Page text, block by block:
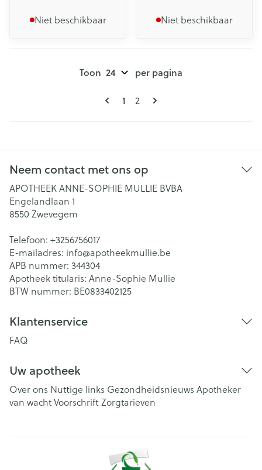
Niet beschikbaar Niet beschikbaar
Pagina's
U lees momenteel pagina
1 Pagina
2
Toon per pagina
Neem contact met ons op
APOTHEEK ANNE-SOPHIE MULLIE BVBA
Engelandlaan 1
8550 Zwevegem
Telefoon: +3256756017
E-mailadres: info@apotheekmullie.be
APB nummer: 344304
Apotheek titularis: Anne-Sophie Mullie
BTW nummer: BE0833402125
Klantenservice
FAQ
Uw apotheek
Over ons Nuttige links Gezondheidsnieuws Apotheker
van wachtVoorschriftZorgtarieven